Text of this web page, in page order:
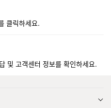
클릭하세요.
및 고객센터 정보를 확인하세요.